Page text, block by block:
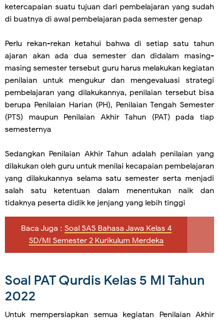
ketercapaian suatu tujuan dari pembelajaran yang sudah
di buatnya di awal pembelajaran pada semester genap
Perlu rekan-rekan ketahui bahwa di setiap satu tahun
ajaran akan ada dua semester dan didalam masing-
masing semester tersebut guru harus melakukan kegiatan
penilaian untuk mengukur dan mengevaluasi strategi
pembelajaran yang dilakukannya, penilaian tersebut bisa
berupa Penilaian Harian (PH), Penilaian Tengah Semester
(PTS) maupun Penilaian Akhir Tahun (PAT) pada tiap
semesternya
Sedangkan Penilaian Akhir Tahun adalah penilaian yang
dilakukan oleh guru untuk menilai kecapaian pembelajaran
yang dilakukannya selama satu semester serta menjadi
salah satu ketentuan dalam menentukan naik dan
tidaknya peserta didik ke jenjang yang lebih tinggi
Baca Juga : Soal SAS Bahasa Jawa Kelas 4
SD/MI Semester 2 Kurikulum Merdeka
Soal PAT Qurdis Kelas 5 MI Tahun
2022
Untuk mempersiapkan semua kegiatan Penilaian Akhir